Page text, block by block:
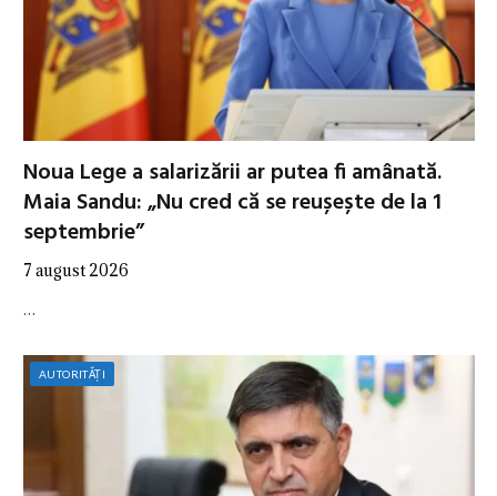
Noua Lege a salarizării ar putea fi amânată.
Maia Sandu: „Nu cred că se reușește de la 1
septembrie”
7 august 2026
…
AUTORITĂȚI